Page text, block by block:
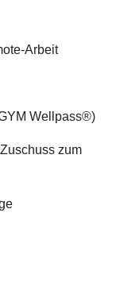
Arbeit
Wellpass®)
zum